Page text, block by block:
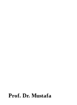
Prof. Dr. Mustafa